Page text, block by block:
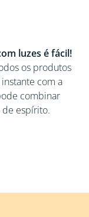
luzes é fácil!
os produtos
com a
combinar
espírito.